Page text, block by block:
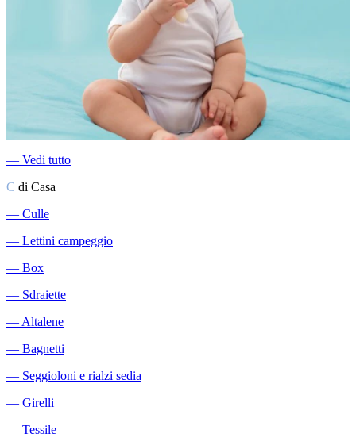
― Vedi tutto
C di Casa
― Culle
― Lettini campeggio
― Box
― Sdraiette
―Altalene
― Bagnetti
― Seggioloni e rialzi sedia
― Girelli
― Tessile